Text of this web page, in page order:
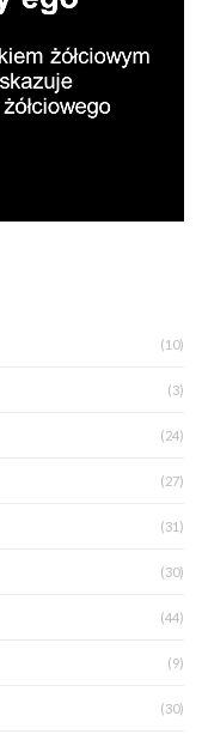
(10)
(3)
(24)
(27)
(31)
(30)
(44)
(9)
(30)